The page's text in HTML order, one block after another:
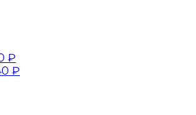
₽
₽